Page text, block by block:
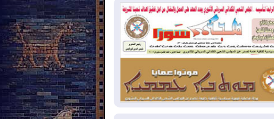
2026-08-تقرير: الولايات المتحدة تسحب
باتريوت الدفاعية من أربيل
2026-
النفط: اتفاقية ثلاثية لاستئناف
التصدير عبر جيهان بطاقة 750 ألف برميل